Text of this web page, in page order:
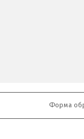
Форма